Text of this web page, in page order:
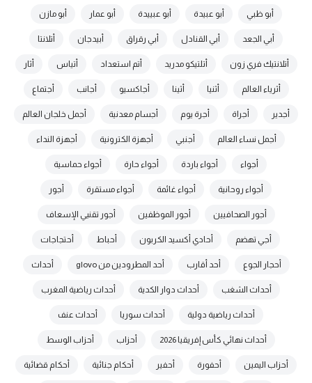
أبو ظبي أبو عبيدة أبو عبييدة أبو عمار أبو مازن
أبي الجعد أبي القنادل أبي رقراق أبيدجان أتلانتا
أتلانتيك فري زون أتلتيكو مدريد أتم استعداد أتياس أثار
أثرياء العالم أثنيا أثينا أجاكسيو أجانب أجتماع
أجدير أجراة أجرة يوم أجسام معدنية أجمل خلجان العالم
أجمل نساء العالم أجنبي أجهزة الكترونية أجهزة النداء
أجواء أجواء باردة أجواء حارة أجواء حماسية
أجواء روحانية أجواء غائمة أجواء مستقرة أجور
أجور الصحافيين أجور الموظفين أجور تقنيي الإسعاف
أجي تهضم أحادي أكسيد الكربون أحباط أحتجاجات
أحجار الجوع أحد أقارب أحد المطرودين من glovo أحداث
أحداث الشغب أحداث دوار الكدية أحداث رياضية المغرب
أحداث رياضية دولية أحداث سوريا أحداث عنف
أحداث نهائي كأس إفريقيا 2026 أحزاب أحزاب الوسط
أحزاب اليمين أحفورة أحفير أحكام جنائية أحكام قضائية